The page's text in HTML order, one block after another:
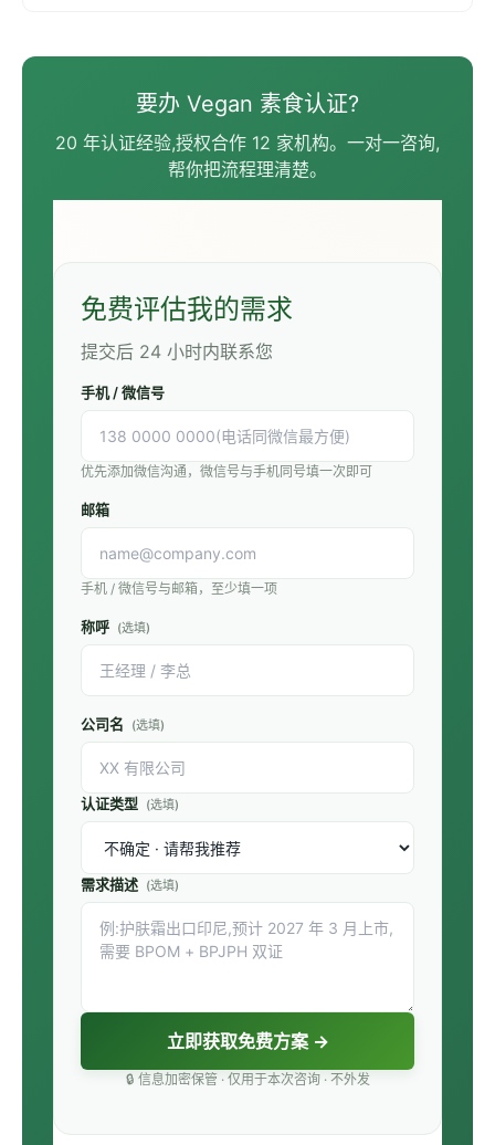
｜无纺布出口准入升级，Halal、Vegan认证为何缺一不可？ 警
惕！无纺布出口再遇新门槛，Halal与Vegan认证成海外订单“通行
证” 深耕无纺布外贸必知：
要办 Vegan 素食认证?
20 年认证经验,授权合作 12 家机构。一对一咨询,
帮你把流程理清楚。
免费评估我的需求
提交后 24 小时内联系您
手机 / 微信号
优先添加微信沟通，微信号与手机同号填一次即可
邮箱
手机 / 微信号与邮箱，至少填一项
称呼 (选填)
公司名 (选填)
认证类型 (选填)
需求描述 (选填)
立即获取免费方案 →
🔒 信息加密保管 · 仅用于本次咨询 · 不外发